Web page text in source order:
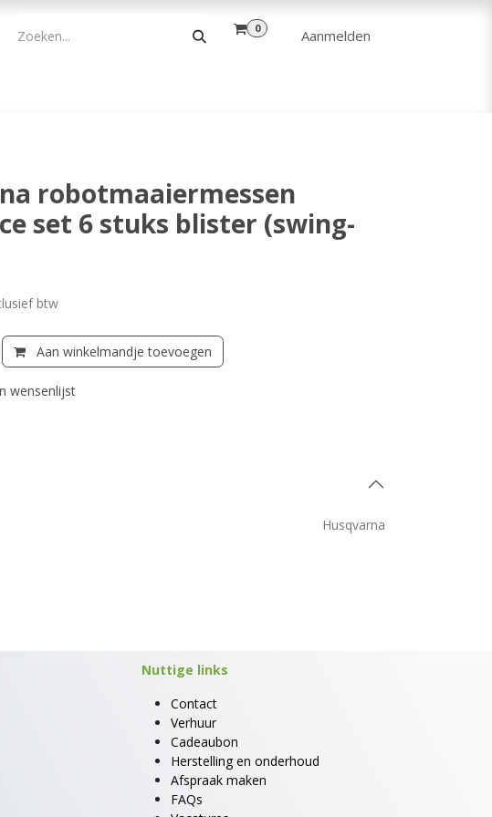
0 Aanmelden
robotmaaiermessen
set 6 stuks blister (swing-
btw
Aan winkelmandje toevoegen
wensenlijst
Husqvarna
Nuttige links
Contact
Verhuur
Cadeaubon
Herstelling en onderhoud
Afspraak maken
FAQs